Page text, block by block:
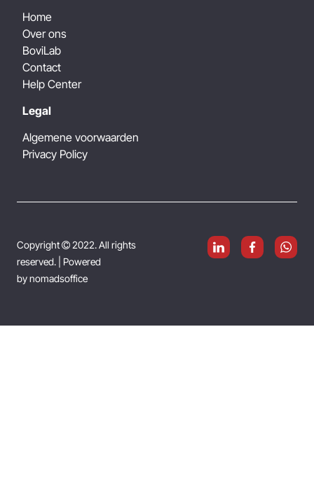
Home
Over ons
BoviLab
Contact
Help Center
Legal
Algemene voorwaarden
Privacy Policy
Copyright  2022. All rights
reserved.
| Powered
bynomadsoffice